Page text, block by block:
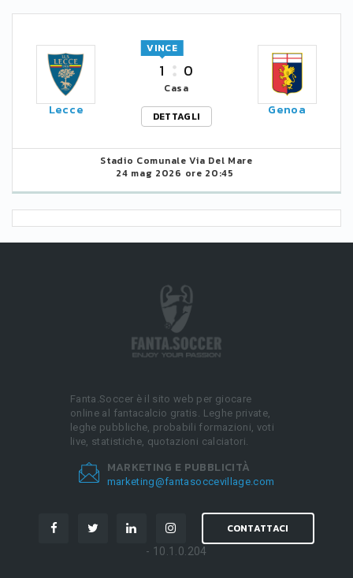
Lecce
1
VINCE
0
Casa
DETTAGLI
Genoa
Stadio Comunale Via Del Mare
24 mag 2026 ore 20:45
Fanta.Soccer è il sito web per giocare
online al fantacalcio gratis. Leghe private,
leghe pubbliche, probabili formazioni, voti
live, statistiche, quotazioni calciatori.
MARKETING E PUBBLICITÀ
marketing@fantasoccevillage.com
CONTATTACI
- 10.1.0.204